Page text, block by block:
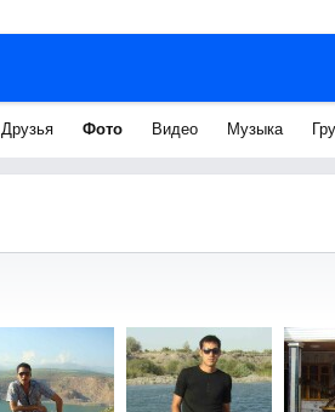
Друзья Фото Видео Музыка